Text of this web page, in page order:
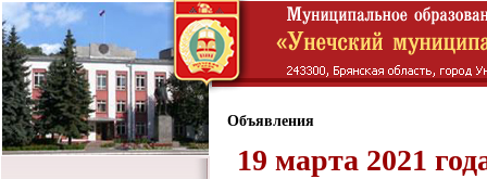
Объявления
19 марта 2021